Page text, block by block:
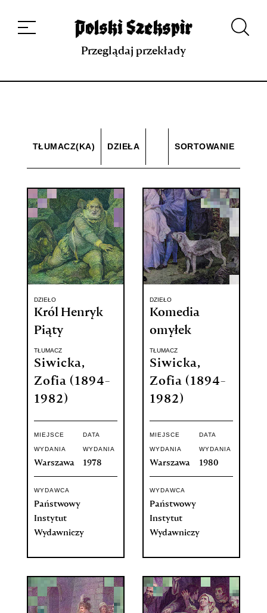
projekcie
Kontakt Indeks strony Aplikacja
Repozytorium XIX w.
Przeglądaj przekłady
TŁUMACZ(KA) DZIEŁA SORTOWANIE
DZIEŁO
Król Henryk
Piąty
TŁUMACZ
Siwicka,
Zofia (1894-
1982)
MIEJSCE
WYDANIA
Warszawa
DATA
WYDANIA
1978
WYDAWCA
Państwowy
Instytut
Wydawniczy
DZIEŁO
Komedia
omyłek
TŁUMACZ
Siwicka,
Zofia (1894-
1982)
MIEJSCE
WYDANIA
Warszawa
DATA
WYDANIA
1980
WYDAWCA
Państwowy
Instytut
Wydawniczy